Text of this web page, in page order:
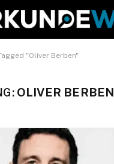
"Oliver Berben"
OLIVER BERBEN